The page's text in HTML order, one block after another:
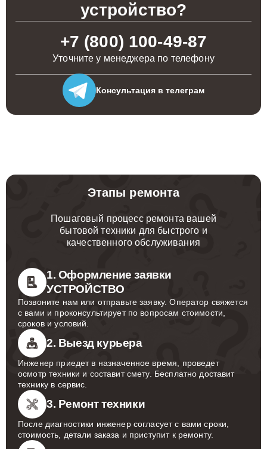
устройство?
+7 (800) 100-49-87
Уточните у менеджера по телефону
Консультация в телеграм
Этапы ремонта
Пошаговый процесс ремонта вашей
бытовой техники для быстрого и
качественного обслуживания
1. Оформление заявки
УСТРОЙСТВО
Позвоните нам или отправьте заявку. Оператор свяжется
с вами и проконсультирует по вопросам стоимости,
сроков и условий.
2. Выезд курьера
Инженер приедет в назначенное время, проведет
осмотр техники и составит смету. Бесплатно доставит
технику в сервис.
3. Ремонт техники
После диагностики инженер согласует с вами сроки,
стоимость, детали заказа и приступит к ремонту.